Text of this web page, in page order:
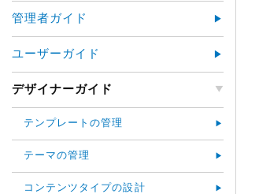
管理者ガイド
ユーザーガイド
デザイナーガイド
テンプレートの管理
テーマの管理
コンテンツタイプの設計